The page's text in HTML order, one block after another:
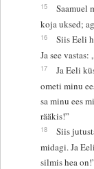
15
Saamuel
koja uksed;
16
Siis Eeli
Ja see
17
Ja Eeli
ometi minu
sa minu ees
rääkis!”
18
Siis
midagi. Ja
silmis hea